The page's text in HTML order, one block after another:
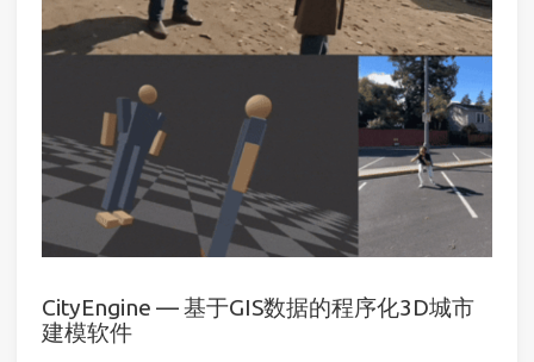
CityEngine — 基于GIS数据的程序化3D城市
建模软件